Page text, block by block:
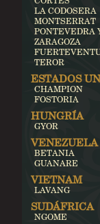
LA CODOSERA
MONTSERRAT
PONTEVEDRA
ZARAGOZA
TEROR
ESTADOS
CHAMPION
FOSTORIA
HUNGRÍA
GYOR
VENEZUELA
BETANIA
GUANARE
VIETNAM
LAVANG
SUDÁFRICA
NGOME